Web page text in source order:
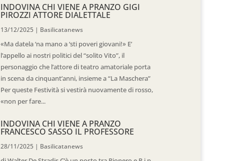
INDOVINA CHI VIENE A PRANZO GIGI
PIROZZI ATTORE DIALETTALE
13/12/2025 | Basilicatanews
«Ma datela ‘na mano a ‘sti poveri giovani!» E’
l’appello ai nostri politici del “solito Vito”, il
personaggio che l’attore di teatro amatoriale porta
in scena da cinquant’anni, insieme a “La Maschera”
Per queste Festività si vestirà nuovamente di rosso,
«non per fare...
INDOVINA CHI VIENE A PRANZO
FRANCESCO SASSO IL PROFESSORE
28/11/2025 | Basilicatanews